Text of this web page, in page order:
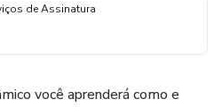
de Assinatura
você aprenderá como e